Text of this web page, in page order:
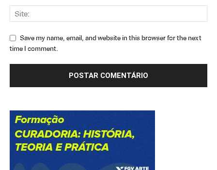
Save my name, email, and website in this browser for the next
time I comment.